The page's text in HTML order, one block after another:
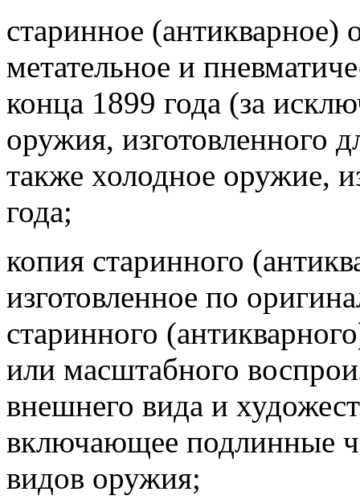
старинное (антикварное)
метательное и
конца 1899 года (за
оружия, изготовленного
также холодное оружие,
года;
копия старинного
изготовленное по
старинного
или масштабного
внешнего вида и
включающее подлинные
видов оружия;